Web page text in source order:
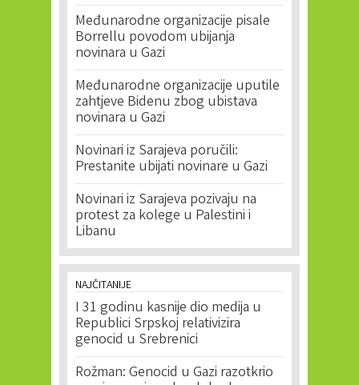
Međunarodne organizacije pisale
Borrellu povodom ubijanja
novinara u Gazi
Međunarodne organizacije uputile
zahtjeve Bidenu zbog ubistava
novinara u Gazi
Novinari iz Sarajeva poručili:
Prestanite ubijati novinare u Gazi
Novinari iz Sarajeva pozivaju na
protest za kolege u Palestini i
Libanu
NAJČITANIJE
I 31 godinu kasnije dio medija u
Republici Srpskoj relativizira
genocid u Srebrenici
Rožman: Genocid u Gazi razotkrio